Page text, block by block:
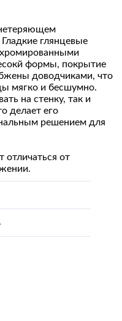
глянцевые
формы, покрытие
доводчиками, что
мягко и бесшумно.
на стенку, так и
делает его
решением для
отличаться от